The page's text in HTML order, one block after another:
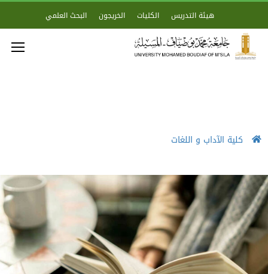
هيئة التدريس الكليات الخريجون البحث العلمي
كلية الآداب و اللغات